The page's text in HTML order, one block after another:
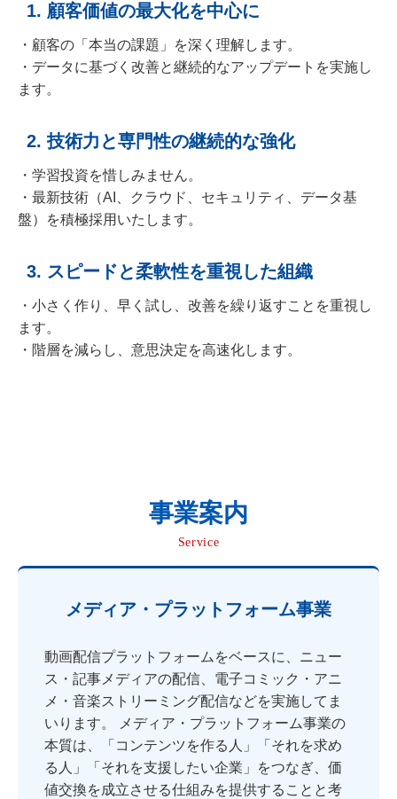
1. 顧客価値の最大化を中心に
・顧客の「本当の課題」を深く理解します。
・データに基づく改善と継続的なアップデートを実施し
ます。
2. 技術力と専門性の継続的な強化
・学習投資を惜しみません。
・最新技術（AI、クラウド、セキュリティ、データ基
盤）を積極採用いたします。
3. スピードと柔軟性を重視した組織
・小さく作り、早く試し、改善を繰り返すことを重視し
ます。
・階層を減らし、意思決定を高速化します。
事業案内
Service
メディア・プラットフォーム事業
動画配信プラットフォームをベースに、ニュー
ス・記事メディアの配信、電子コミック・アニ
メ・音楽ストリーミング配信などを実施してま
いります。 メディア・プラットフォーム事業の
本質は、「コンテンツを作る人」「それを求め
る人」「それを支援したい企業」をつなぎ、価
値交換を成立させる仕組みを提供することと考